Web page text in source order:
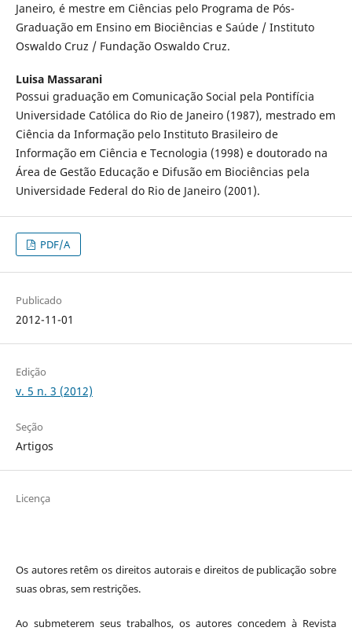
Janeiro, é mestre em Ciências pelo Programa de Pós-
Graduação em Ensino em Biociências e Saúde / Instituto
Oswaldo Cruz / Fundação Oswaldo Cruz.
Luisa Massarani
Possui graduação em Comunicação Social pela Pontifícia
Universidade Católica do Rio de Janeiro (1987), mestrado em
Ciência da Informação pelo Instituto Brasileiro de
Informação em Ciência e Tecnologia (1998) e doutorado na
Área de Gestão Educação e Difusão em Biociências pela
Universidade Federal do Rio de Janeiro (2001).
PDF/A
Publicado
2012-11-01
Edição
v. 5 n. 3 (2012)
Seção
Artigos
Licença
Os autores retêm os direitos autorais e direitos de publicação sobre
suas obras, sem restrições.
Ao submeterem seus trabalhos, os autores concedem à Revista